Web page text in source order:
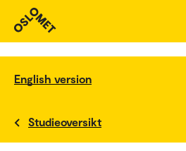
English version
Studieoversikt